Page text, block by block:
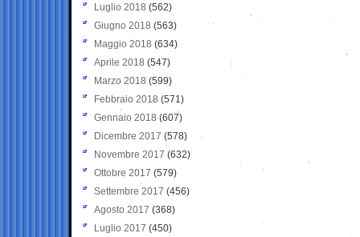
Luglio 2018 (562)
Giugno 2018 (563)
Maggio 2018 (634)
Aprile 2018 (547)
Marzo 2018 (599)
Febbraio 2018 (571)
Gennaio 2018 (607)
Dicembre 2017 (578)
Novembre 2017 (632)
Ottobre 2017 (579)
Settembre 2017 (456)
Agosto 2017 (368)
Luglio 2017 (450)